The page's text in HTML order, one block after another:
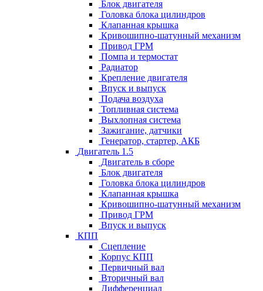
Блок двигателя
Головка блока цилиндров
Клапанная крышка
Кривошипно-шатунный механизм
Привод ГРМ
Помпа и термостат
Радиатор
Крепление двигателя
Впуск и выпуск
Подача воздуха
Топливная система
Выхлопная система
Зажигание, датчики
Генератор, стартер, АКБ
Двигатель 1.5
Двигатель в сборе
Блок двигателя
Головка блока цилиндров
Клапанная крышка
Кривошипно-шатунный механизм
Привод ГРМ
Впуск и выпуск
КПП
Сцепление
Корпус КПП
Первичный вал
Вторичный вал
Дифференциал